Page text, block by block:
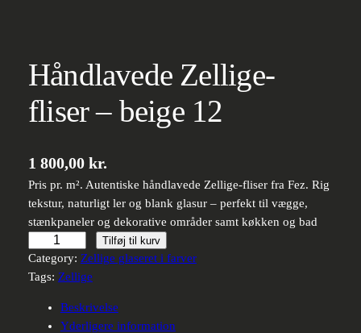
Håndlavede Zellige-
fliser – beige 12
1 800,00 kr.
Pris pr. m². Autentiske håndlavede Zellige-fliser fra Fez. Rig
tekstur, naturligt ler og blank glasur – perfekt til vægge,
stænkpaneler og dekorative områder samt køkken og bad
Håndlavede
Zellige-
fliser
beige
Tilføj til kurv
Category: Zellige glaseret i farver
Tags: Zellige
Beskrivelse
Yderligere information